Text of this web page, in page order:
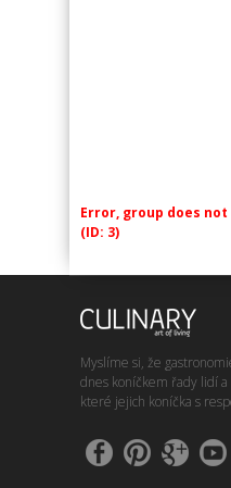
Error, group does
(ID: 3)
Myslíme si, že
dnes koníčkem řady lidí
které jejich koníčka s